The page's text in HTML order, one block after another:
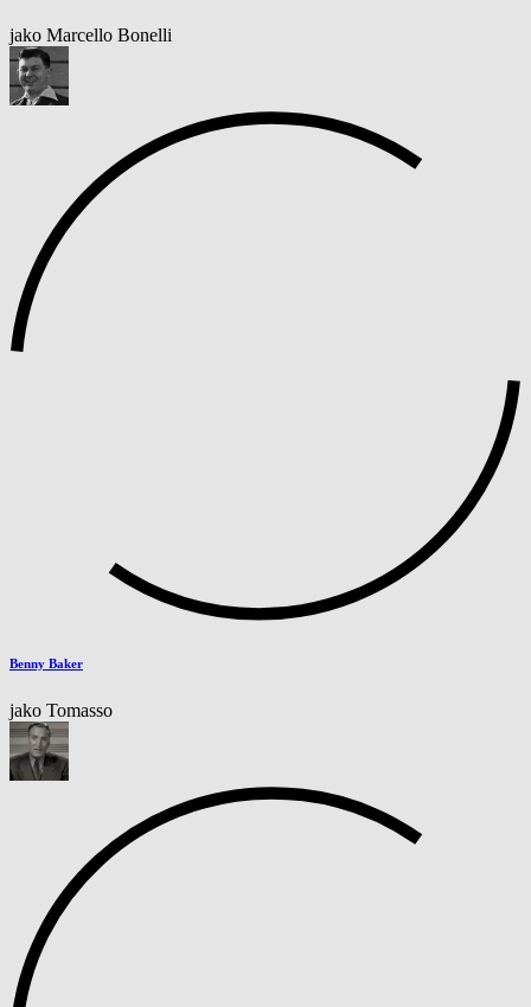
jako Marcello Bonelli
Benny Baker
jako Tomasso